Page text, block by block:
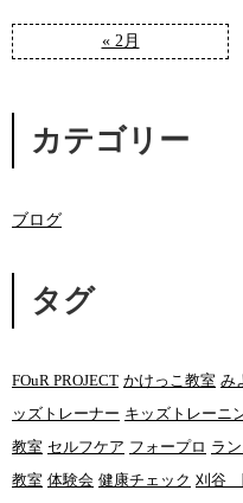
« 2月
カテゴリー
ブログ
タグ
FOuR PROJECT かけっこ教室 み
ッズトレーナー キッズトレーニ
教室 セルフケア フォープロ ラ
教室 体験会 健康チェック 刈谷